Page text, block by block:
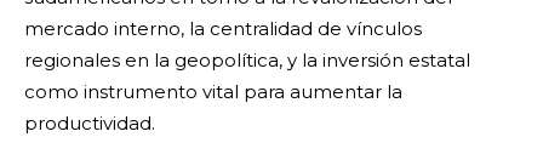
mercado interno, la centralidad de vínculos
regionales en la geopolítica, y la inversión estatal
como instrumento vital para aumentar la
productividad.